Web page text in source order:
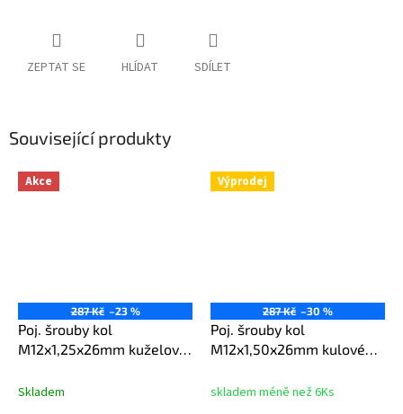
ZEPTAT SE HLÍDAT SDÍLET
Související produkty
Akce
287 Kč –23 %
Poj. šrouby kol
M12x1,25x26mm kuželové
Skladem
Výprodej
287 Kč –30 %
Poj. šrouby kol
M12x1,50x26mm kulové
skladem méně než 6Ks